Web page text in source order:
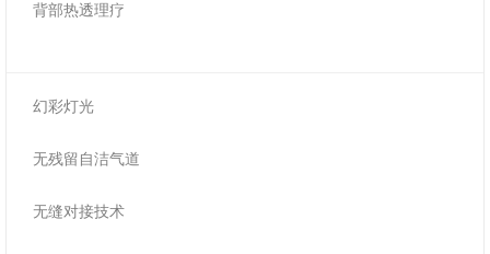
背部热透理疗
幻彩灯光
无残留自洁气道
无缝对接技术